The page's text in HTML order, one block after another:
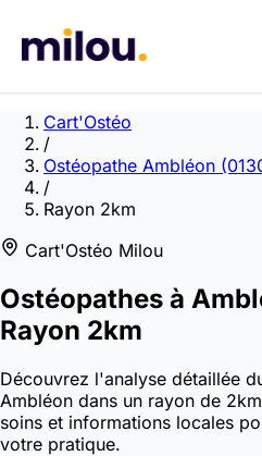
Cart'Ostéo
/
Ostéopathe Ambléon
/
Rayon 2km
Cart'Ostéo Milou
Ostéopathes à
Rayon 2km
Découvrez l'analyse détaillée
Ambléon dans un rayon de
soins et informations locales
votre pratique.